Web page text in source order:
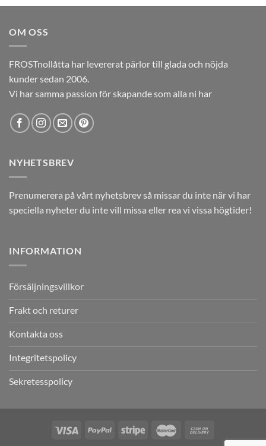
priset priset
OM OSS
FROSTnollåtta har levererat pärlor till glada och nöjda
kunder sedan 2006.
Vi har samma passion för skapande som alla ni har
NYHETSBREV
Prenumerera på vårt nyhetsbrev så missar du inte när vi har
speciella nyheter du inte vill missa eller rea vi vissa högtider!
INFORMATION
Försäljningsvillkor
Frakt och returer
Kontakta oss
Integritetspolicy
Sekretesspolicy